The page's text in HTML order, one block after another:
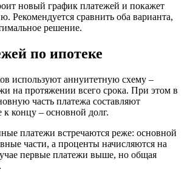
новый график платежей и покажет
Рекомендуется сравнить оба варианта,
решение.
по ипотеке
используют аннуитетную схему –
на протяжении всего срока. При этом в
часть платежа составляют
концу – основной долг.
платежи встречаются реже: основной
части, а проценты начисляются на
первые платежи выше, но общая